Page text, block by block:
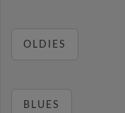
OLDIES
BLUES